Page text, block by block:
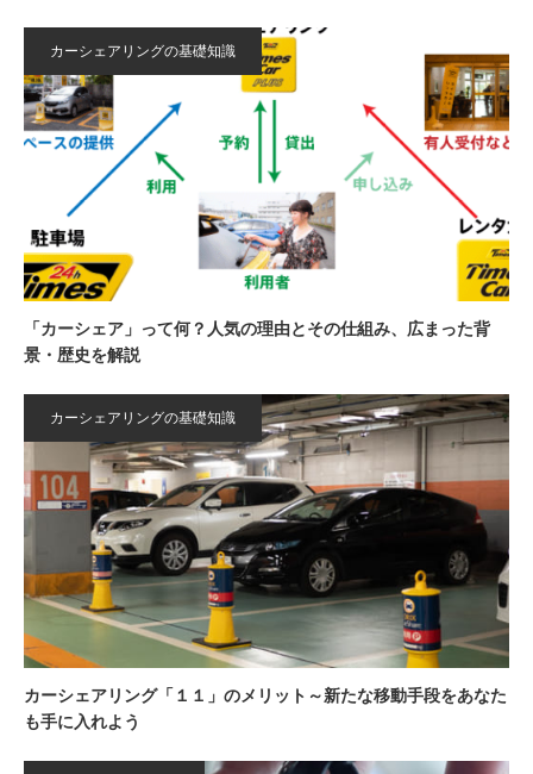
カーシェアリングの基礎知識
「カーシェア」って何？人気の理由とその仕組み、広まった背
景・歴史を解説
カーシェアリングの基礎知識
カーシェアリング「１１」のメリット～新たな移動手段をあなた
も手に入れよう